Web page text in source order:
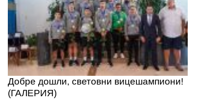
Добре дошли, световни вицешампиони!
(ГАЛЕРИЯ)